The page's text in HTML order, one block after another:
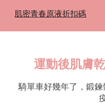
肌密青春原液折扣碼
運動後肌膚
騎單車好幾年了 ，鍛